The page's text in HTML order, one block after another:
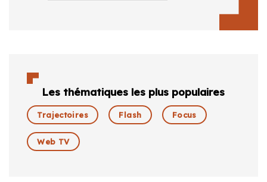
Les thématiques les plus populaires
Trajectoires Flash Focus
Web TV